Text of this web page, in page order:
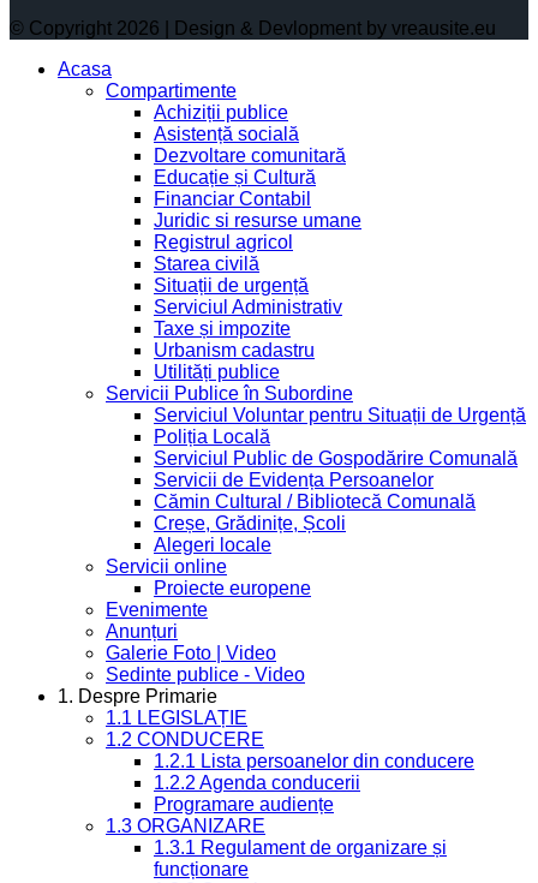
© Copyright 2026 | Design & Devlopment by vreausite.eu
Acasa
Compartimente
Achiziții publice
Asistență socială
Dezvoltare comunitară
Educație și Cultură
Financiar Contabil
Juridic si resurse umane
Registrul agricol
Starea civilă
Situații de urgență
Serviciul Administrativ
Taxe și impozite
Urbanism cadastru
Utilități publice
Servicii Publice în Subordine
Serviciul Voluntar pentru Situații de Urgență
Poliția Locală
Serviciul Public de Gospodărire Comunală
Servicii de Evidența Persoanelor
Cămin Cultural / Bibliotecă Comunală
Creșe, Grădinițe, Școli
Alegeri locale
Servicii online
Proiecte europene
Evenimente
Anunțuri
Galerie Foto | Video
Sedinte publice - Video
1. Despre Primarie
1.1 LEGISLAȚIE
1.2 CONDUCERE
1.2.1 Lista persoanelor din conducere
1.2.2 Agenda conducerii
Programare audiențe
1.3 ORGANIZARE
1.3.1 Regulament de organizare și
funcționare